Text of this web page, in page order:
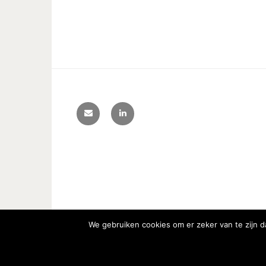
We gebruiken cookies om er zeker van te zijn